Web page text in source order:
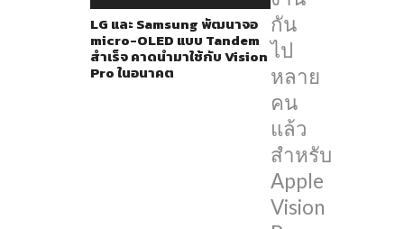
LG และ Samsung พัฒนาจอ
micro-OLED แบบ Tandem
สำเร็จ คาดนำมาใช้กับ Vision
Pro ในอนาคต
กัน
ไป
หลาย
คน
แล้ว
สำหรับ
Apple
Vision
ด้าน
หน้า
ของ
มัน
แล้ว
และ
พบ
ว่า